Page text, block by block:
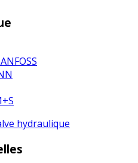
hydraulique